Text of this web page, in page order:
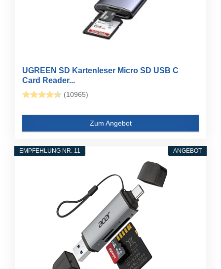
UGREEN SD Kartenleser Micro SD USB C
Card Reader...
(10965)
Zum Angebot
ANGEBOT
EMPFEHLUNG NR. 11